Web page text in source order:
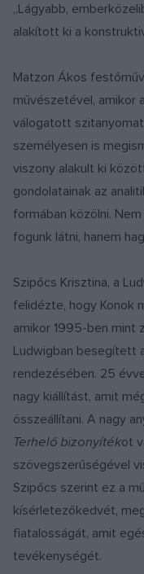
„Lágyabb,
alakított ki a
Matzon Ákos
művészetével, amikor
válogatott
személyesen is
viszony alakult ki
gondolatainak az
formában közölni.
fogunk látni, hanem
Szipőcs Krisztina, a
felidézte, hogy Konok
amikor 1995-ben mint
Ludwigban besegített
rendezésében. 25
nagy kiállítást, amit
összeállítani. A nagy
Terhelő bizonyítékot
szövegszerűségével
Szipőcs szerint ez a
kísérletezőkedvét,
fiatalosságát, amit
tevékenységét.